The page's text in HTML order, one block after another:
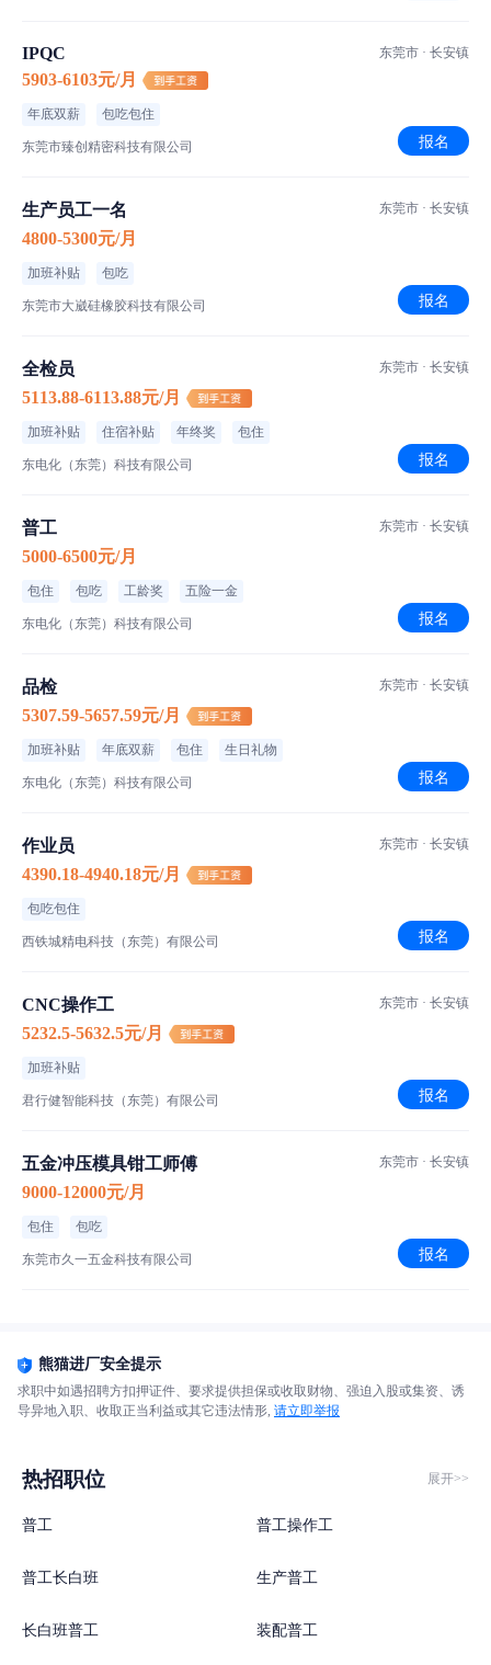
食宿介绍
菜品特色
科汇纳米涂层
1-100人｜港资企业｜生产/制造/加工
IPQC
5903-6103元/月
年底双薪 包吃包住
东莞市臻创精密科技有限公司
东莞市 · 长安镇
报名
生产员工一名
4800-5300元/月
加班补贴 包吃
东莞市大崴硅橡胶科技有限公司
东莞市 · 长安镇
报名
全检员
5113.88-6113.88元/月
加班补贴 住宿补贴 年终奖 包住
东电化（东莞）科技有限公司
东莞市 · 长安镇
报名
普工
5000-6500元/月
包住 包吃 工龄奖 五险一金
东电化（东莞）科技有限公司
东莞市 · 长安镇
报名
品检
5307.59-5657.59元/月
加班补贴 年底双薪 包住 生日礼物
东电化（东莞）科技有限公司
东莞市 · 长安镇
报名
作业员
4390.18-4940.18元/月
包吃包住
西铁城精电科技（东莞）有限公司
东莞市 · 长安镇
报名
CNC操作工
5232.5-5632.5元/月
加班补贴
君行健智能科技（东莞）有限公司
东莞市 · 长安镇
报名
五金冲压模具钳工师傅
9000-12000元/月
包住 包吃
东莞市久一五金科技有限公司
东莞市 · 长安镇
报名
熊猫进厂安全提示
求职中如遇招聘方扣押证件、要求提供担保或收取财物、强迫入股或集资、诱
导异地入职、收取正当利益或其它违法情形, 请立即举报
热招职位 展开>>
普工 普工操作工
普工长白班 生产普工
长白班普工 装配普工